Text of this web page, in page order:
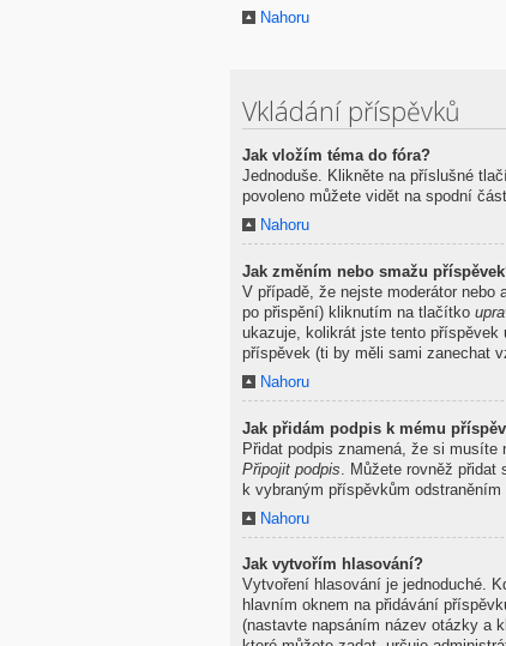
Nahoru
Vkládání příspěvků
Jak vložím téma do fóra?
Jednoduše. Klikněte na příslušné
povoleno můžete vidět na spodní
Nahoru
Jak změním nebo smažu
V případě, že nejste moderátor nebo
po přispění) kliknutím na tlačítko
ukazuje, kolikrát jste tento příspěvek
příspěvek (ti by měli sami zanechat
Nahoru
Jak přidám podpis k mému
Přidat podpis znamená, že si
Připojit podpis . Můžete rovněž
k vybraným příspěvkům odstraněním
Nahoru
Jak vytvořím hlasování?
Vytvoření hlasování je jednoduché.
hlavním oknem na přidávání
(nastavte napsáním název otázky a